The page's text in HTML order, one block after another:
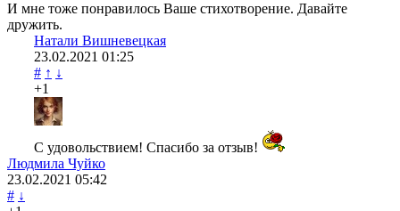
И мне тоже понравилось Ваше стихотворение. Давайте
дружить.
Натали Вишневецкая
23.02.2021 01:25
# ↑ ↓
+1
С удовольствием! Спасибо за отзыв!
Людмила Чуйко
23.02.2021 05:42
# ↓